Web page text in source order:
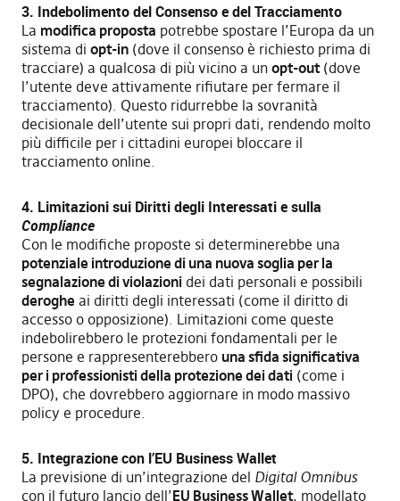
3. Indebolimento del Consenso e del Tracciamento
La modifica proposta potrebbe spostare l’Europa da un
sistema di opt-in(dove il consenso è richiesto prima di
tracciare) a qualcosa di più vicino a un opt-out(dove
l’utente deve attivamente rifiutare per fermare il
tracciamento). Questo ridurrebbe la sovranità
decisionale dell’utente sui propri dati, rendendo molto
più difficile per i cittadini europei bloccare il
tracciamento online.
4. Limitazioni sui Diritti degli Interessati e sulla
Compliance
Con le modifiche proposte si determinerebbe una
potenziale introduzione di una nuova soglia per la
segnalazione di violazioni dei dati personali e possibili
derogheai diritti degli interessati (come il diritto di
accesso o opposizione). Limitazioni come queste
indebolirebbero le protezioni fondamentali per le
persone e rappresenterebbero una sfida significativa
per i professionisti della protezione dei dati (come i
DPO), che dovrebbero aggiornare in modo massivo
policy e procedure.
5. Integrazione con l’EU Business Wallet
La previsione di un’integrazione del Digital Omnibus
con il futuro lancio dell’EU Business Wallet, modellato